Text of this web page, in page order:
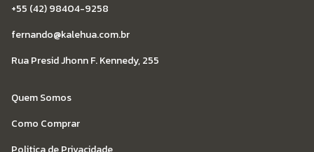
+55 (42) 98404-9258
fernando@kalehua.com.br
Rua Presid Jhonn F. Kennedy, 255
Quem Somos
Como Comprar